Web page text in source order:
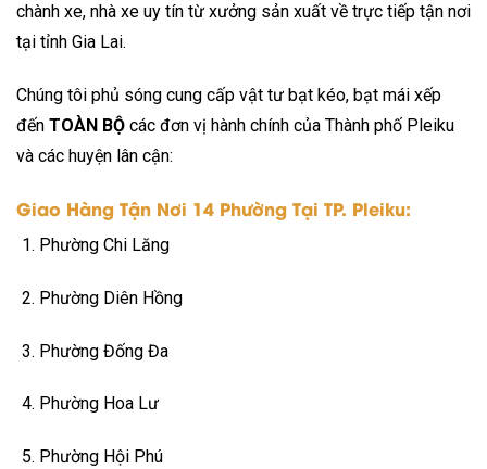
chành xe, nhà xe uy tín từ xưởng sản xuất về trực tiếp tận nơi
tại tỉnh Gia Lai.
Chúng tôi phủ sóng cung cấp vật tư bạt kéo, bạt mái xếp
đến TOÀN BỘ các đơn vị hành chính của Thành phố Pleiku
và các huyện lân cận:
Giao Hàng Tận Nơi 14 Phường Tại TP. Pleiku:
Phường Chi Lăng
Phường Diên Hồng
Phường Đống Đa
Phường Hoa Lư
Phường Hội Phú